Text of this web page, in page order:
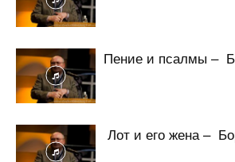
Пение и псалмы –
Лот и его жена –